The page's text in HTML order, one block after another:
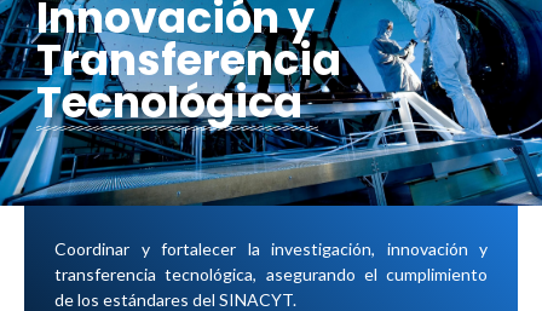
Innovación y
Transferencia
Tecnológica
Coordinar y fortalecer la investigación, innovación y
transferencia tecnológica, asegurando el cumplimiento
de los estándares del SINACYT.